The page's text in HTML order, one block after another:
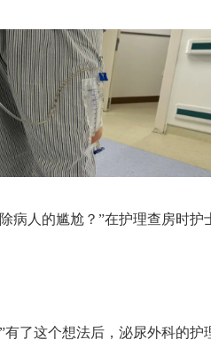
病人的尴尬？”在护理查房时
了这个想法后，泌尿外科的